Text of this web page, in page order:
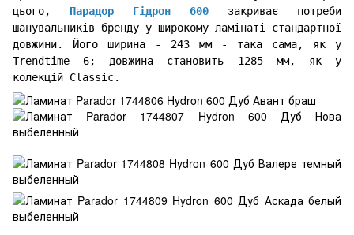
цього, Парадор Гідрон 600 закриває потреби
шанувальників бренду у широкому ламінаті стандартної
довжини. Його ширина - 243 мм - така сама, як у
Trendtime 6; довжина становить 1285 мм, як у
колекцій Classic.